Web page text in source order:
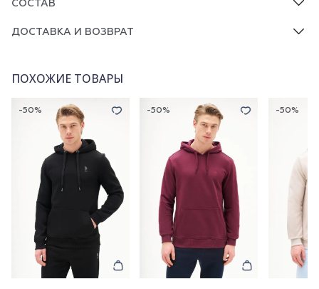
СОСТАВ
ДОСТАВКА И ВОЗВРАТ
ПОХОЖИЕ ТОВАРЫ
-50% -50% -50%